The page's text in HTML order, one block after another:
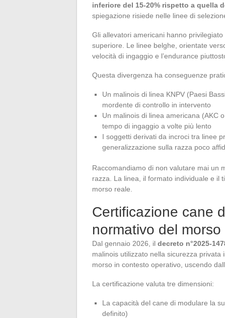
inferiore del 15-20% rispetto a quella
spiegazione risiede nelle linee di
Gli allevatori americani hanno
superiore. Le linee belghe, orientate
velocità di ingaggio e l’endurance
Questa divergenza ha conseguenze
Un malinois di linea KNPV (Paesi
mordente di controllo in intervento
Un malinois di linea americana (AKC
tempo di ingaggio a volte più lento
I soggetti derivati da incroci tra linee
generalizzazione sulla razza poco
Raccomandiamo di non valutare mai un
razza. La linea, il formato individuale e il
morso reale.
Certificazione cane
normativo del morso
Dal gennaio 2026, il decreto n°2025-
malinois utilizzato nella sicurezza
morso in contesto operativo, uscendo
La certificazione valuta tre dimensioni:
La capacità del cane di modulare la
definito)